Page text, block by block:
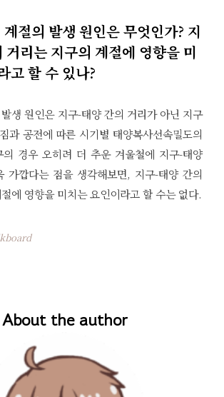
절의 발생 원인은 무엇인가? 지
리는 지구의 계절에 영향을 미
고 할 수 있나?
생 원인은 지구-태양 간의 거리가 아닌 지구
과 공전에 따른 시기별 태양복사선속밀도의
의 경우 오히려 더 추운 겨울철에 지구-태양
가깝다는 점을 생각해보면, 지구-태양 간의
에 영향을 미치는 요인이라고 할 수는 없다.
About the author